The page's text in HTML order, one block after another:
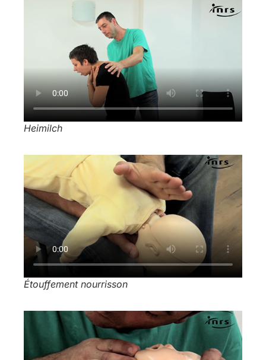
Heimilch
Étouffement nourrisson